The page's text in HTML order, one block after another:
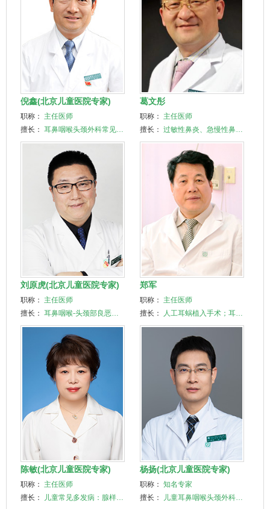
倪鑫(北京儿童医院专家)
职称：
主任医师
擅长： 耳鼻咽喉头颈外科常见…
葛文彤
职称：
主任医师
擅长： 过敏性鼻炎、急慢性鼻…
刘原虎(北京儿童医院专家)
职称：
主任医师
擅长： 耳鼻咽喉-头颈部良恶…
郑军
职称：
主任医师
擅长：
人工耳蜗植入手术；耳…
陈敏(北京儿童医院专家)
职称：
主任医师
擅长：
儿童常见多发病：腺样…
杨扬(北京儿童医院专家)
职称： 知名专家
擅长：
儿童耳鼻咽喉头颈外科…